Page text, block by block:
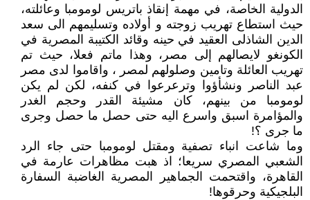
الدولية الخاصة، في مهمة إنقاذ باتريس لومومبا وعائلته،
حيث استطاع تهريب زوجته و أولاده وتسليمهم الى سعد
الدين الشاذلى العقيد في حينه وقائد الكتيبة المصرية في
الكونغو لايصالهم إلى مصر، وهذا ماتم فعلا، حيث تم
تهريب العائلة وتامين وصلولهم لمصر ، واقاموا لدى مصر
عبد الناصر ونشأؤوا وترعرعوا في كنفه، لكن لم يكن
لومومبا من بينهم، كان مشيئة القدر وحجم الغدر
والمؤامرة اسبق واسرع اليه حتى حصل ما حصل وجرى
ما جرى ؟!
وما شاعت انباء تصفية ومقتل لومومبا حتى جاء الرد
الشعبي المصري سريعا؛ اذ هبت مظاهرات عارمة في
القاهرة، واقتحمت الجماهير المصرية الغاضبة السفارة
البلجيكية وحرقوها!